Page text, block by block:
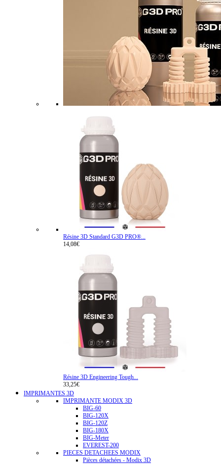
Résine 3D Standard G3D PRO®...
14,08€
Résine 3D Engineering Tough...
33,25€
IMPRIMANTES 3D
IMPRIMANTE MODIX 3D
BIG-60
BIG-120X
BIG-120Z
BIG-180X
BIG-Meter
EVEREST-200
PIECES DETACHEES MODIX
Pièces détachées - Modix 3D